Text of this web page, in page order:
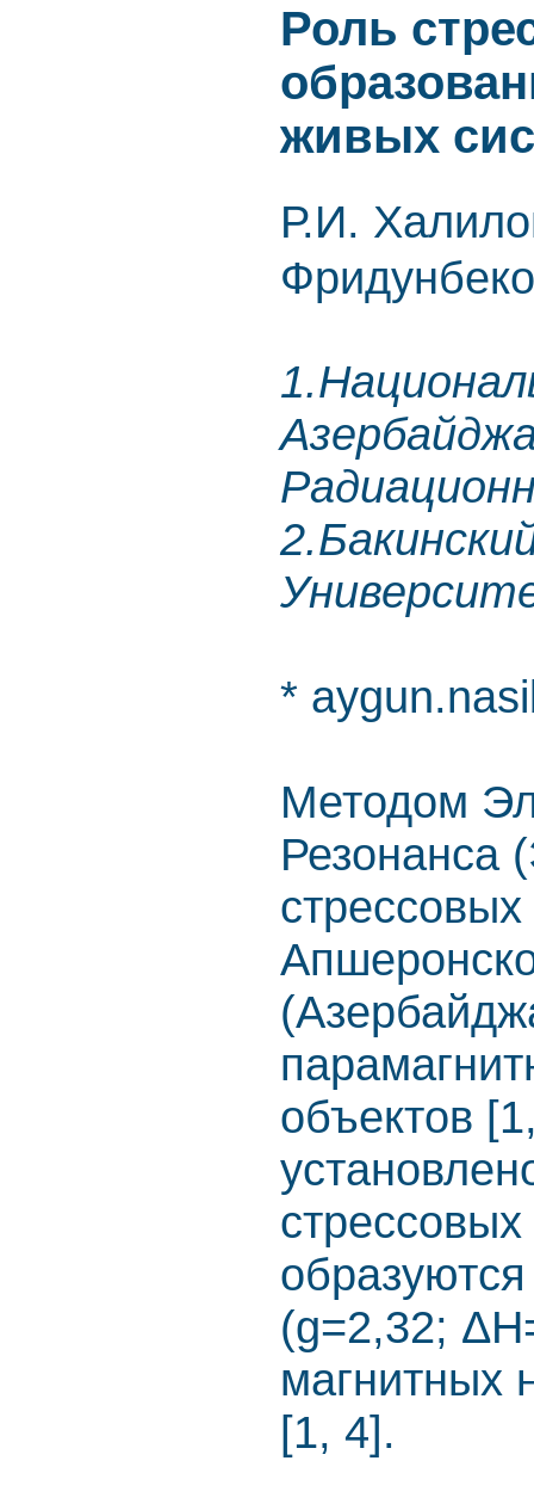
Роль
живых
Р.И.
*
Методом
Резонанса
объектов
(g=2,32;
магнитных
[1, 4].